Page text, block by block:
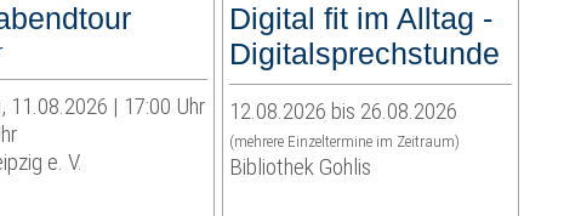
11.08.2026 | 17:00 Uhr
e. V.
Digital fit im Alltag -
Digitalsprechstunde
12.08.2026 bis 26.08.2026
(mehrere Einzeltermine im Zeitraum)
Bibliothek Gohlis